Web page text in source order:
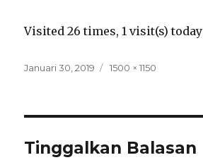
Visited 26 times, 1 visit(s) today
Posted
Januari 30, 2019
Full
1500 × 1150
Tinggalkan Balasan